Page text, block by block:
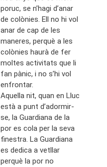
poruc, se n’hagi d’anar
de colònies. Ell no hi vol
anar de cap de les
maneres, perquè a les
colònies haurà de fer
moltes activitats que li
fan pànic, i no s’hi vol
enfrontar.
Aquella nit, quan en Lluc
està a punt d’adormir-
se, la Guardiana de la
por es cola per la seva
finestra. La Guardiana
es dedica a vetllar
perquè la por no